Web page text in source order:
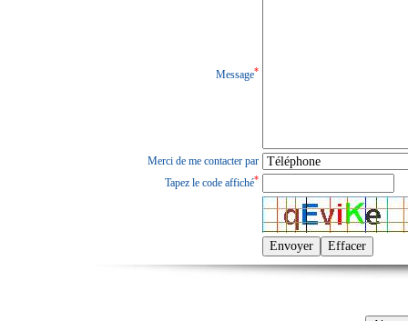
Message*
Merci de me contacter par
Tapez le code affiché*